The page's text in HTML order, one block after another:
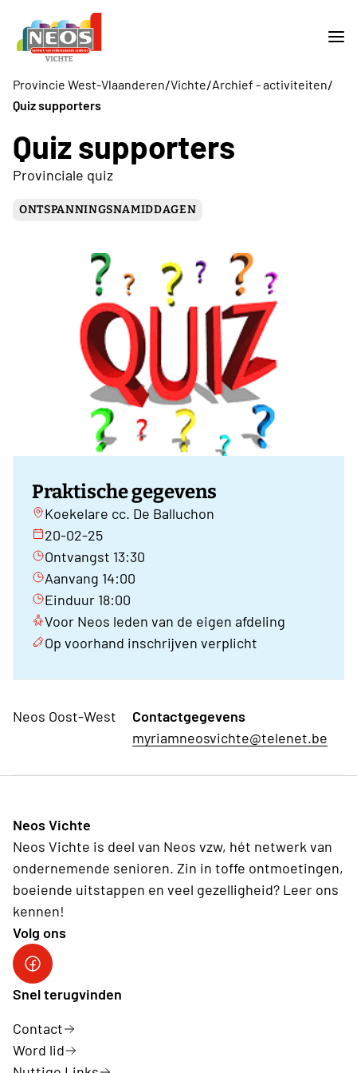
Provincie West-Vlaanderen/Vichte/Archief - activiteiten/
Quiz supporters
Quiz supporters
Provinciale quiz
ONTSPANNINGSNAMIDDAGEN
Praktische gegevens
Koekelare cc. De Balluchon
20-02-25
Ontvangst 13:30
Aanvang 14:00
Einduur 18:00
Voor Neos leden van de eigen afdeling
Op voorhand inschrijven verplicht
Neos Oost-West
Contactgegevens
myriamneosvichte@telenet.be
Neos Vichte
Neos Vichte is deel van Neos vzw, hét netwerk van
ondernemende senioren. Zin in toffe ontmoetingen,
boeiende uitstappen en veel gezelligheid? Leer ons
kennen!
Volg ons
Neos vzw
Snel terugvinden
Contact
Word lid